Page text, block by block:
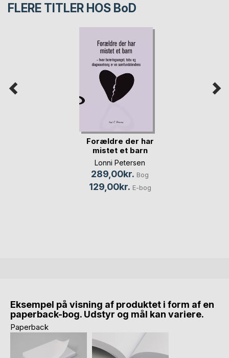
FLERE TITLER HOS BoD
Forældre der har
mistet et barn
Lonni Petersen
289,00kr. Bog
129,00kr. E-bog
Eksempel på visning af produktet i form af en
paperback-bog. Udstyr og mål kan variere.
Paperback